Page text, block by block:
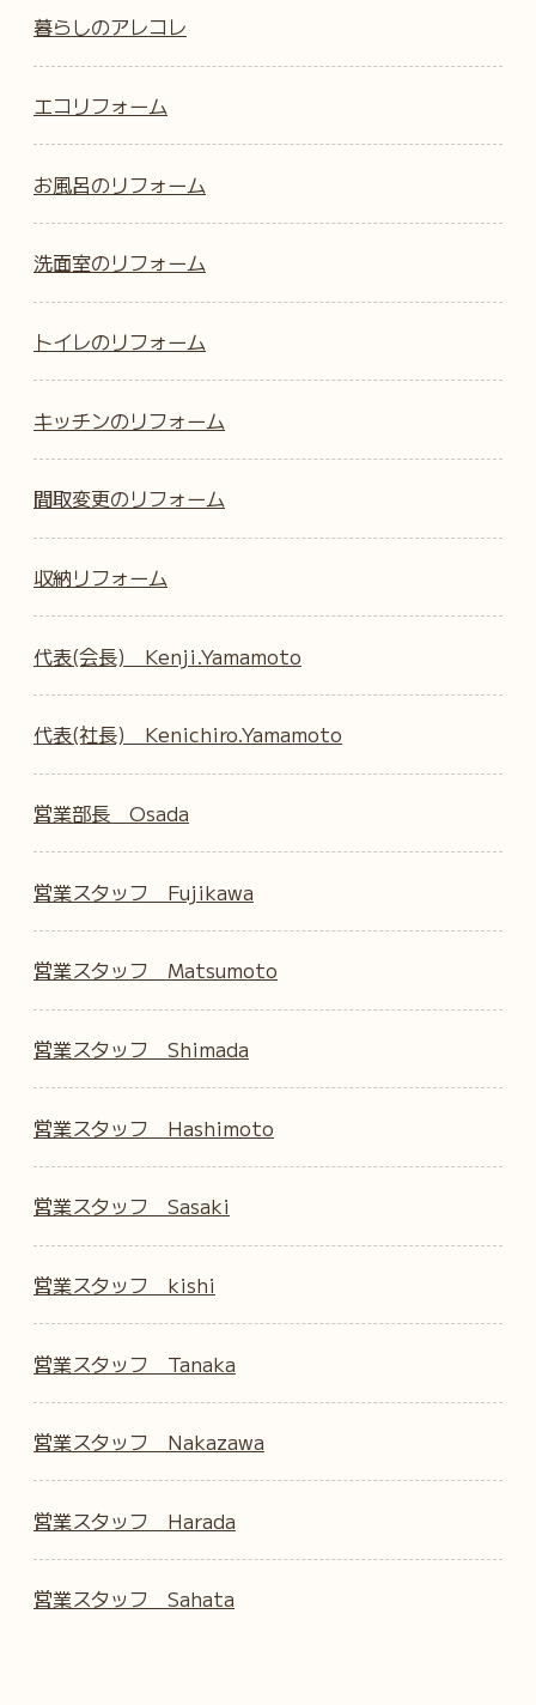
暮らしのアレコレ
エコリフォーム
お風呂のリフォーム
洗面室のリフォーム
トイレのリフォーム
キッチンのリフォーム
間取変更のリフォーム
収納リフォーム
代表(会長) Kenji.Yamamoto
代表(社長) Kenichiro.Yamamoto
営業部長 Osada
営業スタッフ Fujikawa
営業スタッフ Matsumoto
営業スタッフ Shimada
営業スタッフ Hashimoto
営業スタッフ Sasaki
営業スタッフ kishi
営業スタッフ Tanaka
営業スタッフ Nakazawa
営業スタッフ Harada
営業スタッフ Sahata